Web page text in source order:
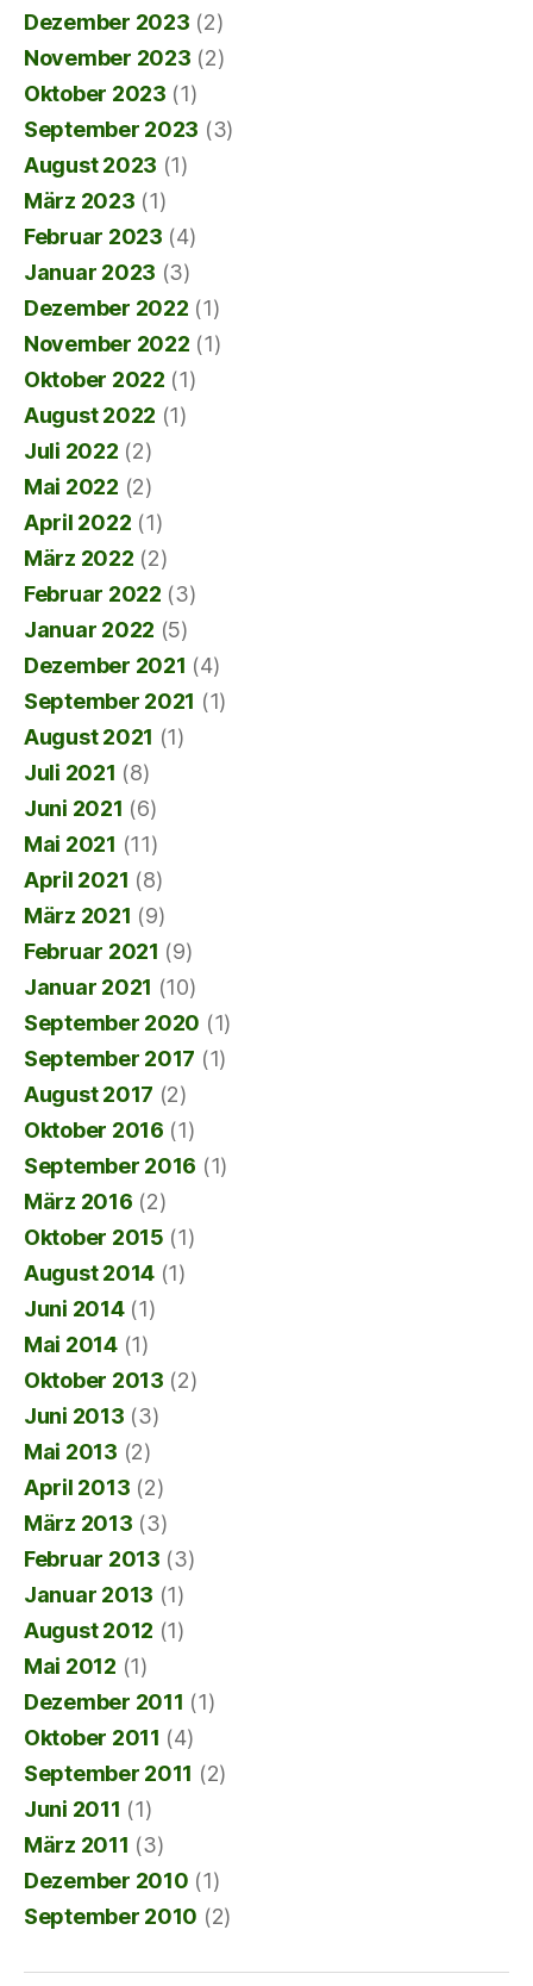
Dezember 2023 (2)
November 2023 (2)
Oktober 2023 (1)
September 2023 (3)
August 2023 (1)
März 2023 (1)
Februar 2023 (4)
Januar 2023 (3)
Dezember 2022 (1)
November 2022 (1)
Oktober 2022 (1)
August 2022 (1)
Juli 2022 (2)
Mai 2022 (2)
April 2022 (1)
März 2022 (2)
Februar 2022 (3)
Januar 2022 (5)
Dezember 2021 (4)
September 2021 (1)
August 2021 (1)
Juli 2021 (8)
Juni 2021 (6)
Mai 2021 (11)
April 2021 (8)
März 2021 (9)
Februar 2021 (9)
Januar 2021 (10)
September 2020 (1)
September 2017 (1)
August 2017 (2)
Oktober 2016 (1)
September 2016 (1)
März 2016 (2)
Oktober 2015 (1)
August 2014 (1)
Juni 2014(1)
Mai 2014(1)
Oktober 2013 (2)
Juni 2013 (3)
Mai 2013 (2)
April 2013 (2)
März 2013 (3)
Februar 2013 (3)
Januar 2013 (1)
August 2012 (1)
Mai 2012 (1)
Dezember 2011 (1)
Oktober 2011 (4)
September 2011 (2)
Juni 2011 (1)
März 2011 (3)
Dezember 2010 (1)
September 2010 (2)